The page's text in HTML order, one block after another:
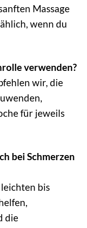
Massage
wenn du
verwenden?
wir, die
für jeweils
bei Schmerzen
bis
die